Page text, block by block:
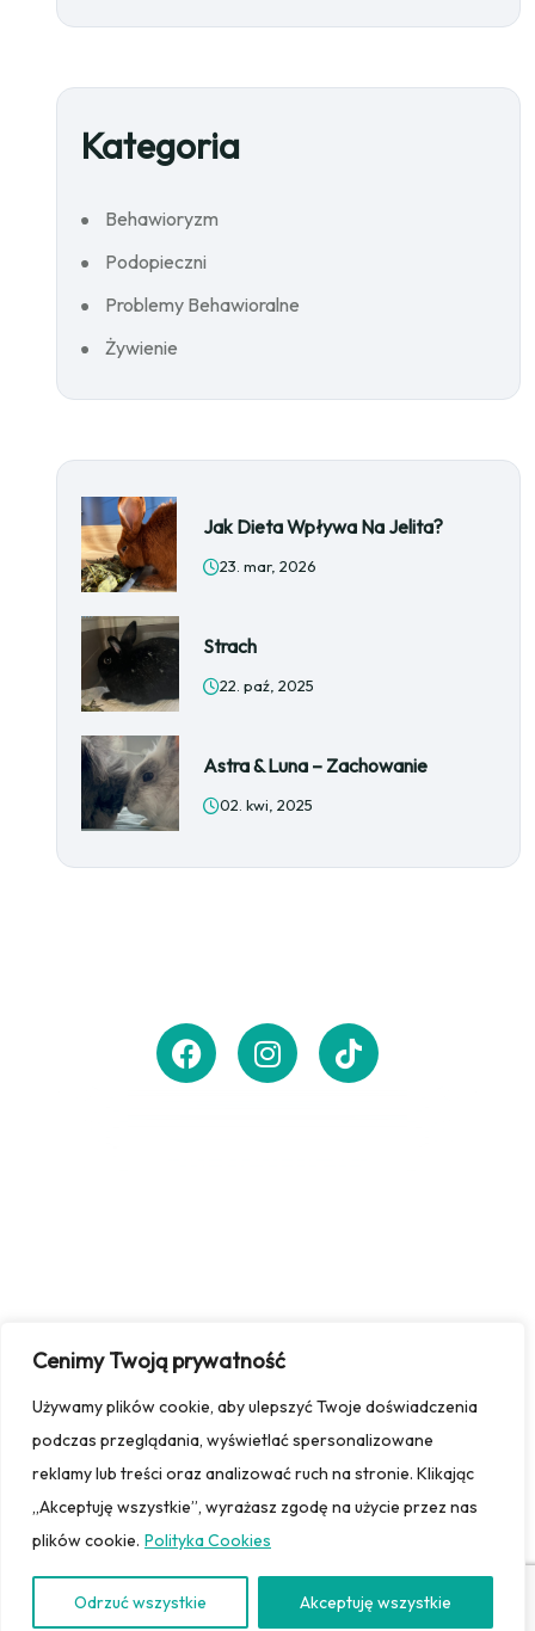
Cenimy Twoją prywatność
Używamy plików cookie, aby ulepszyć Twoje doświadczenia
podczas przeglądania, wyświetlać spersonalizowane
reklamy lub treści oraz analizować ruch na stronie. Klikając
„Akceptuję wszystkie”, wyrażasz zgodę na użycie przez nas
plików cookie. Polityka Cookies
Odrzuć wszystkie Akceptuję wszystkie
Kategoria
Behawioryzm
Podopieczni
Problemy Behawioralne
Żywienie
Jak Dieta Wpływa Na Jelita?
23. mar, 2026
Strach
22. paź, 2025
Astra & Luna – Zachowanie
02. kwi, 2025
Subskrybuj Teraz
Copyright © 2025 | Marlena Ślaska | Wszelkie prawa